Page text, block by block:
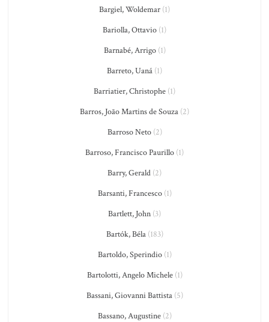
Bargiel, Woldemar (1)
Bariolla, Ottavio (1)
Barnabé, Arrigo(1)
Barreto, Uaná (1)
Barriatier, Christophe (1)
Barros, João Martins de Souza (2)
Barroso Neto(2)
Barroso, Francisco Paurillo (1)
Barry, Gerald (2)
Barsanti, Francesco(1)
Bartlett, John (3)
Bartók, Béla(183)
Bartoldo, Sperindio(1)
Bartolotti, Angelo Michele(1)
Bassani, Giovanni Battista(5)
Bassano, Augustine(2)